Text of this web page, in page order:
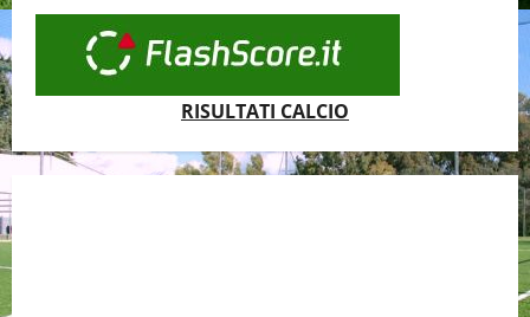
RISULTATI CALCIO